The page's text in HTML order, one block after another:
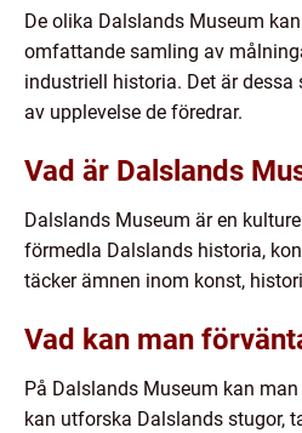
De olika Dalslands Museum
omfattande samling av
industriell historia. Det är
av upplevelse de föredrar.
Vad är Dalslands
Dalslands Museum är en
förmedla Dalslands historia,
täcker ämnen inom konst,
Vad kan man
På Dalslands Museum kan
kan utforska Dalslands stugor,